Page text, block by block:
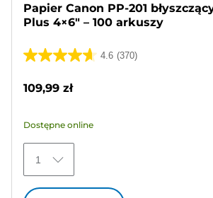
Papier Canon PP-201
Plus 4×6" – 100 arkuszy
4.6 (370)
4.6
5
370
Recenzji
109,99 zł
Dostępne online
1